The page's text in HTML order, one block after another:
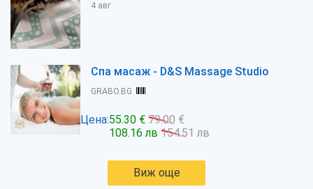
4 авг
Спа масаж - D&S Massage Studio
GRABO.BG
Цена:55.30 € 79.00 €
108.16 лв 154.51 лв
Виж още